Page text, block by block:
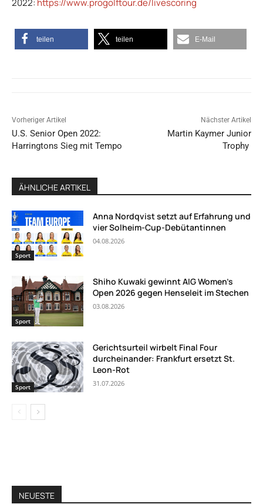
2022: https://www.progolftour.de/livescoring
teilen teilen E-Mail
Vorheriger Artikel
U.S. Senior Open 2022:
Harringtons Sieg mit Tempo
Nächster Artikel
Martin Kaymer Junior
Trophy
ÄHNLICHE ARTIKEL
Sport
Anna Nordqvist setzt auf Erfahrung und
vier Solheim-Cup-Debütantinnen
04.08.2026
Sport
Shiho Kuwaki gewinnt AIG Women’s
Open 2026 gegen Henseleit im Stechen
03.08.2026
Sport
Gerichtsurteil wirbelt Final Four
durcheinander: Frankfurt ersetzt St.
Leon-Rot
31.07.2026
NEUESTE